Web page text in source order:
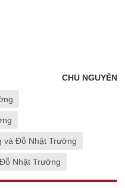
CHU NGUYÊN
và Đỗ Nhật Trường
Nhật Trường